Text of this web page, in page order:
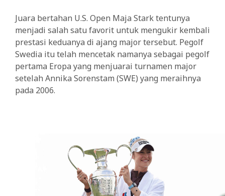
Juara bertahan U.S. Open Maja Stark tentunya
menjadi salah satu favorit untuk mengukir kembali
prestasi keduanya di ajang major tersebut. Pegolf
Swedia itu telah mencetak namanya sebagai pegolf
pertama Eropa yang menjuarai turnamen major
setelah Annika Sorenstam (SWE) yang meraihnya
pada 2006.